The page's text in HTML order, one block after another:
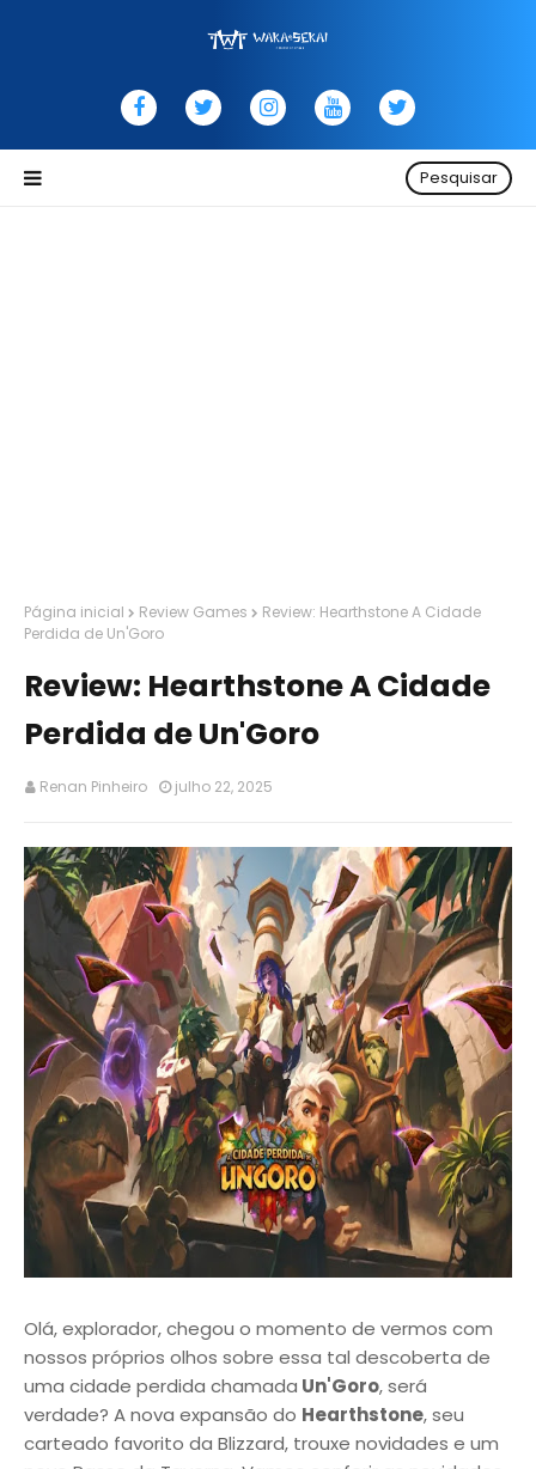
Pesquisar
Página inicial Review Games
Review: Hearthstone A Cidade
Perdida de Un'Goro
Review: Hearthstone A Cidade
Perdida de Un'Goro
Renan Pinheiro julho 22, 2025
Olá, explorador, chegou o momento de vermos com
nossos próprios olhos sobre essa tal descoberta de
uma cidade perdida chamada Un'Goro, será
verdade? A nova expansão do Hearthstone, seu
carteado favorito da Blizzard, trouxe novidades e um